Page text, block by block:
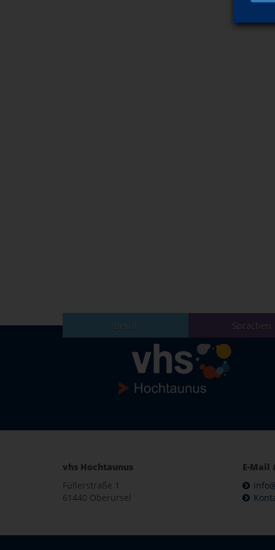
Beruf Sprachen
vhs Hochtaunus
Füllerstraße 1
61440 Oberursel
E-Mail